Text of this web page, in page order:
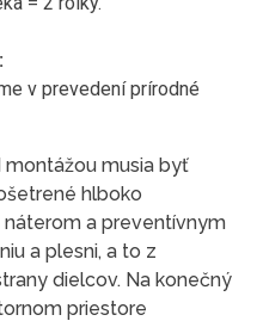
v prevedení prírodné
montážou musia byť
hlboko
a preventívnym
a plesni, a to z
dielcov. Na konečný
priestore